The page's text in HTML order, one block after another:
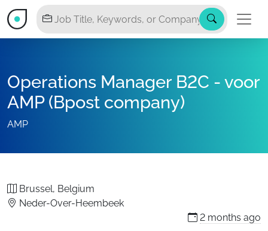
Operations Manager B2C - voor
AMP (Bpost company)
AMP
Brussel, Belgium
Neder-Over-Heembeek
2 months ago